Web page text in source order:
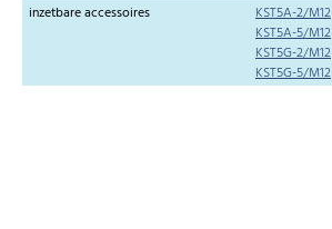
inzetbare accessoires
KST5A-2/M12
KST5A-5/M12
KST5G-2/M12
KST5G-5/M12